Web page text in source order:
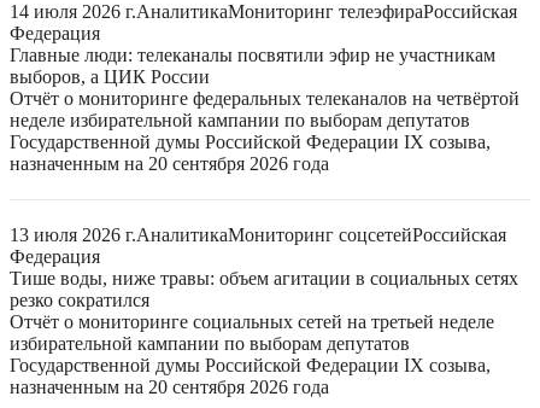
14 июля 2026 г.АналитикаМониторинг телеэфираРоссийская
Федерация
Главные люди: телеканалы посвятили эфир не участникам
выборов, а ЦИК России
Отчёт о мониторинге федеральных телеканалов на четвёртой
неделе избирательной кампании по выборам депутатов
Государственной думы Российской Федерации IX созыва,
назначенным на 20 сентября 2026 года
13 июля 2026 г.АналитикаМониторинг соцсетейРоссийская
Федерация
Тише воды, ниже травы: объем агитации в социальных сетях
резко сократился
Отчёт о мониторинге социальных сетей на третьей неделе
избирательной кампании по выборам депутатов
Государственной думы Российской Федерации IX созыва,
назначенным на 20 сентября 2026 года